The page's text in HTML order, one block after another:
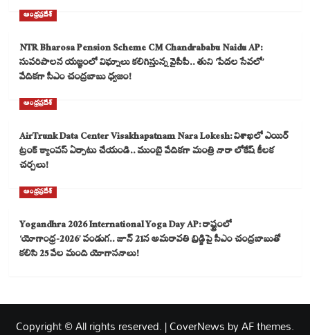
ఆంధ్రప్రదేశ్
NTR Bharosa Pension Scheme CM Chandrababu Naidu AP:
సుపరిపాలన యజ్ఞంలో విఘ్నాలు కలిగిస్తున్న వైసీపీ.. తుని ‘పేదల సేవలో’
వేదికగా సీఎం చంద్రబాబు ధ్వజం!
ఆంధ్రప్రదేశ్
AirTrunk Data Center Visakhapatnam Nara Lokesh: విశాఖలో ఎయిర్
ట్రంక్ క్యాంపస్ ఏర్పాటు చేయండి.. ముంబై వేదికగా మంత్రి నారా లోకేష్ కీలక
చర్చలు!
ఆంధ్రప్రదేశ్
Yogandhra 2026 International Yoga Day AP: రాష్ట్రంలో
‘యోగాంధ్ర-2026’ పండుగ.. జూన్ 21న అమరావతి బ్రిడ్జిపై సీఎం చంద్రబాబుతో
కలిసి 25 వేల మంది యోగాసనాలు!
Copyright © All rights reserved. |CoverNews by AF themes.